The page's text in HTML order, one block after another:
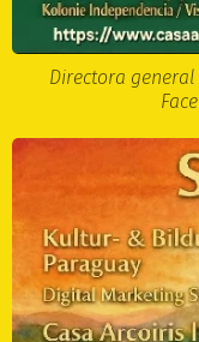
Directora